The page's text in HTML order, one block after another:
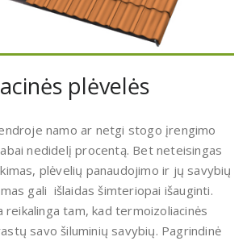
plėvelės
namo ar netgi stogo įrengimo
nedidelį procentą. Bet neteisingas
plėvelių panaudojimo ir jų savybių
gali išlaidas šimteriopai išauginti.
reikalinga tam, kad termoizoliacinės
savo šiluminių savybių. Pagrindinė